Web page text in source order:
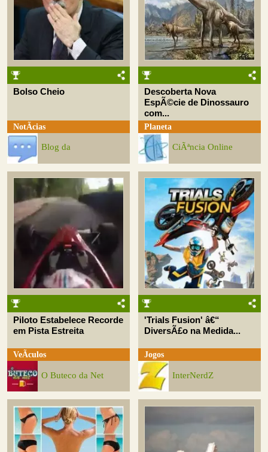
Bolso Cheio
NotÃ­cias
Blog da
Descoberta Nova
EspÃ©cie de Dinossauro
com...
Planeta
CiÃªncia Online
Piloto Estabelece Recorde
em Pista Estreita
VeÃ­culos
O Buteco da Net
'Trials Fusion' â€“
DiversÃ£o na Medida...
Jogos
InterNerdZ